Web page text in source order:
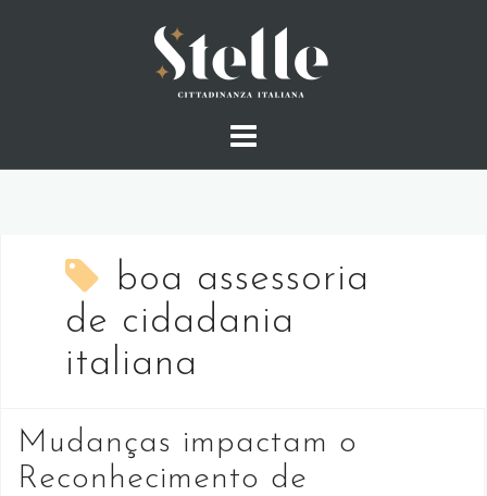
boa assessoria
de cidadania
italiana
Mudanças impactam o
Reconhecimento de